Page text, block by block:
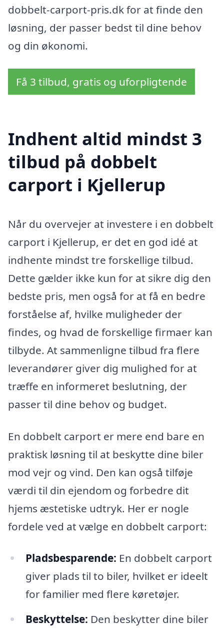
dobbelt-carport-pris.dk for at finde den
løsning, der passer bedst til dine behov
og din økonomi.
Få 3 tilbud, gratis og uforpligtende
Indhent altid mindst 3
tilbud på dobbelt
carport i Kjellerup
Når du overvejer at investere i en dobbelt
carport i Kjellerup, er det en god idé at
indhente mindst tre forskellige tilbud.
Dette gælder ikke kun for at sikre dig den
bedste pris, men også for at få en bedre
forståelse af, hvilke muligheder der
findes, og hvad de forskellige firmaer kan
tilbyde. At sammenligne tilbud fra flere
leverandører giver dig mulighed for at
træffe en informeret beslutning, der
passer til dine behov og budget.
En dobbelt carport er mere end bare en
praktisk løsning til at beskytte dine biler
mod vejr og vind. Den kan også tilføje
værdi til din ejendom og forbedre dit
hjems æstetiske udtryk. Her er nogle
fordele ved at vælge en dobbelt carport:
Pladsbesparende: En dobbelt carport
giver plads til to biler, hvilket er ideelt
for familier med flere køretøjer.
Beskyttelse: Den beskytter dine biler